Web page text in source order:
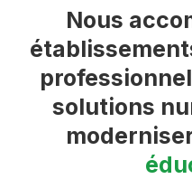
Nous
solutions